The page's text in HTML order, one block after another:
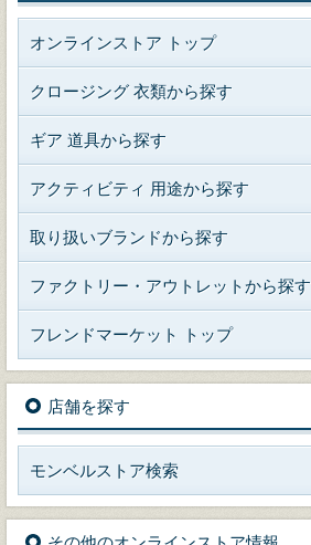
オンラインストア トップ
クロージング 衣類から探す
ギア 道具から探す
アクティビティ 用途から探す
取り扱いブランドから探す
ファクトリー・アウトレットから探す
フレンドマーケット トップ
店舗を探す
モンベルストア検索